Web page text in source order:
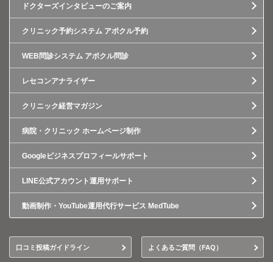
ドクターズインタビューのご案内
クリニック予約システム アポクル予約
WEB問診システム アポクル問診
レセコンアナライザー
クリニック経営マガジン
病院・クリニック ホームページ制作
Googleビジネスプロフィールサポート
LINE公式アカウント運用サポート
動画制作・YouTube運用代行サービス MedTube
口コミ投稿ガイドライン よくあるご質問（FAQ）